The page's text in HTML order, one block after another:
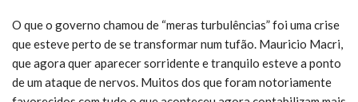
O que o governo chamou de “meras turbulências” foi uma crise
que esteve perto de se transformar num tufão. Mauricio Macri,
que agora quer aparecer sorridente e tranquilo esteve a ponto
de um ataque de nervos. Muitos dos que foram notoriamente